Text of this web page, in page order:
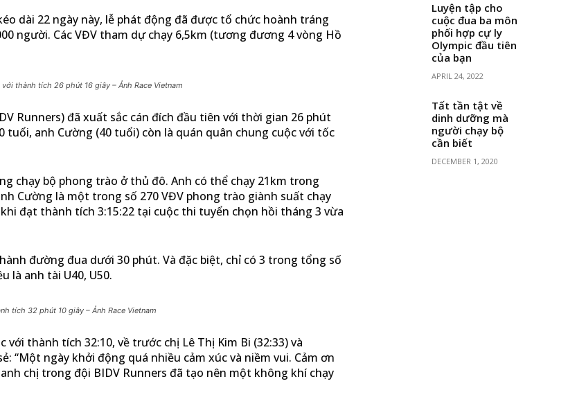
dài 22 ngày này, lễ phát động đã được tổ chức hoành tráng
người. Các VĐV tham dự chạy 6,5km (tương đương 4 vòng Hồ
thành tích 26 phút 16 giây – Ảnh Race Vietnam
Runners) đã xuất sắc cán đích đầu tiên với thời gian 26 phút
anh Cường (40 tuổi) còn là quán quân chung cuộc với tốc
chạy bộ phong trào ở thủ đô. Anh có thể chạy 21km trong
Cường là một trong số 270 VĐV phong trào giành suất chạy
đạt thành tích 3:15:22 tại cuộc thi tuyển chọn hồi tháng 3 vừa
đường đua dưới 30 phút. Và đặc biệt, chỉ có 3 trong tổng số
là anh tài U40, U50.
tích 32 phút 10 giây – Ảnh Race Vietnam
thành tích 32:10, về trước chị Lê Thị Kim Bi (32:33) và
“Một ngày khởi động quá nhiều cảm xúc và niềm vui. Cảm ơn
chị trong đội BIDV Runners đã tạo nên một không khí chạy
Luyện tập cho
cuộc đua ba môn
phối hợp cự ly
Olympic đầu tiên
của bạn
APRIL 24, 2022
Tất tần tật về
dinh dưỡng mà
người chạy bộ
cần biết
DECEMBER 1, 2020